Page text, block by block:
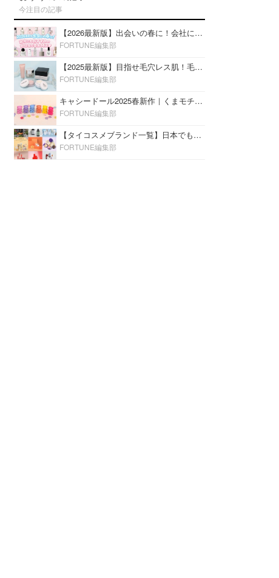
今注目の記事
【2026最新版】出会いの春に！会社にもおすすめの好印象な香水14選♡ビジネスの場での香水マナーも
FORTUNE編集部
【2025最新版】目指せ毛穴レス肌！毛穴を埋めて隠す「おすすめ部分用下地＆プライマー」ランキング♡
FORTUNE編集部
キャシードール2025春新作｜くまモチーフのミニリップ「シャイニーベア リップモイスト」をレビュー♡
FORTUNE編集部
【タイコスメブランド一覧】日本でも人気沸騰中の“タイコスメ”ブランド20選！
FORTUNE編集部